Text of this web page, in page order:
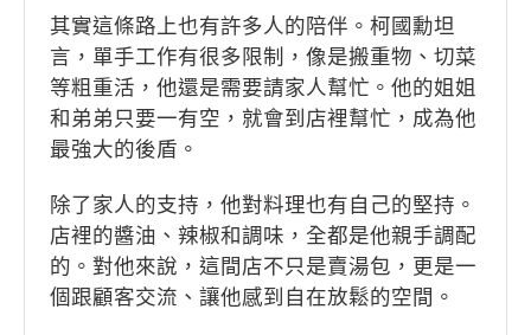
其實這條路上也有許多人的陪伴。柯國勳坦
言，單手工作有很多限制，像是搬重物、切菜
等粗重活，他還是需要請家人幫忙。他的姐姐
和弟弟只要一有空，就會到店裡幫忙，成為他
最強大的後盾。
除了家人的支持，他對料理也有自己的堅持。
店裡的醬油、辣椒和調味，全都是他親手調配
的。對他來說，這間店不只是賣湯包，更是一
個跟顧客交流、讓他感到自在放鬆的空間。